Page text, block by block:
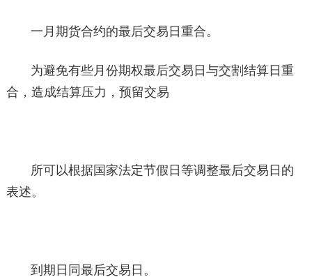
一月期货合约的最后交易日重合。
为避免有些月份期权最后交易日与交割结算日重
合，造成结算压力，预留交易
所可以根据国家法定节假日等调整最后交易日的
表述。
到期日同最后交易日。